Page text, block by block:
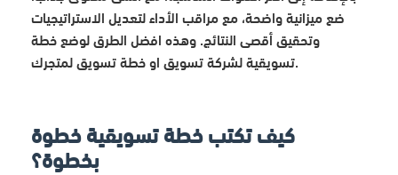
ضع ميزانية واضحة، مع مراقب الأداء لتعديل الاستراتيجيات
وتحقيق أقصى النتائج. وهذه افضل الطرق لوضع خطة
تسويقية لشركة تسويق او خطة تسويق لمتجرك.
كيف تكتب خطة تسويقية خطوة
بخطوة؟